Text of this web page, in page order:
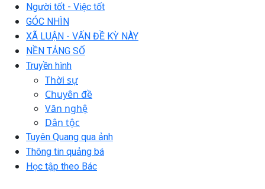
Người tốt - Việc tốt
GÓC NHÌN
XÃ LUẬN - VẤN ĐỀ KỲ NÀY
NỀN TẢNG SỐ
Truyền hình
Thời sự
Chuyên đề
Văn nghệ
Dân tộc
Tuyên Quang qua ảnh
Thông tin quảng bá
Học tập theo Bác